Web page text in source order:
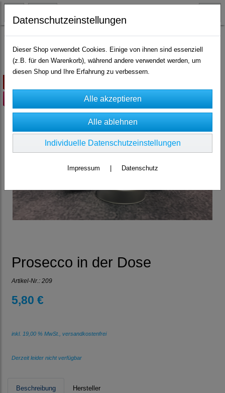
Muttertag
Prosecco in der Dose
Artikel-Nr.: 209
5,80 €
inkl. 19,00 % MwSt., versandkostenfrei
Derzeit leider nicht verfügbar
Beschreibung Hersteller
Datenschutzeinstellungen
Dieser Shop verwendet Cookies. Einige von ihnen sind essenziell
(z.B. für den Warenkorb), während andere verwendet werden, um
diesen Shop und Ihre Erfahrung zu verbessern.
Individuelle Datenschutzeinstellungen
Impressum Datenschutz